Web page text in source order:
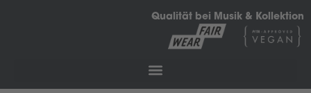
Qualität bei Musik & Kollektion